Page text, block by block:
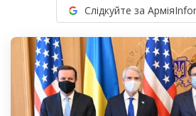
Слідкуйте за